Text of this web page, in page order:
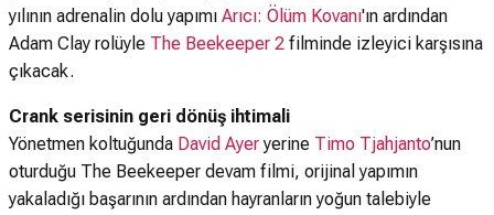
yılının adrenalin dolu yapımı Arıcı: Ölüm Kovanı'ın ardından
Adam Clay rolüyle The Beekeeper 2 filminde izleyici karşısına
çıkacak.
Crank serisinin geri dönüş ihtimali
Yönetmen koltuğunda David Ayeryerine Timo Tjahjanto’nun
oturduğu The Beekeeper devam filmi, orijinal yapımın
yakaladığı başarının ardından hayranların yoğun talebiyle